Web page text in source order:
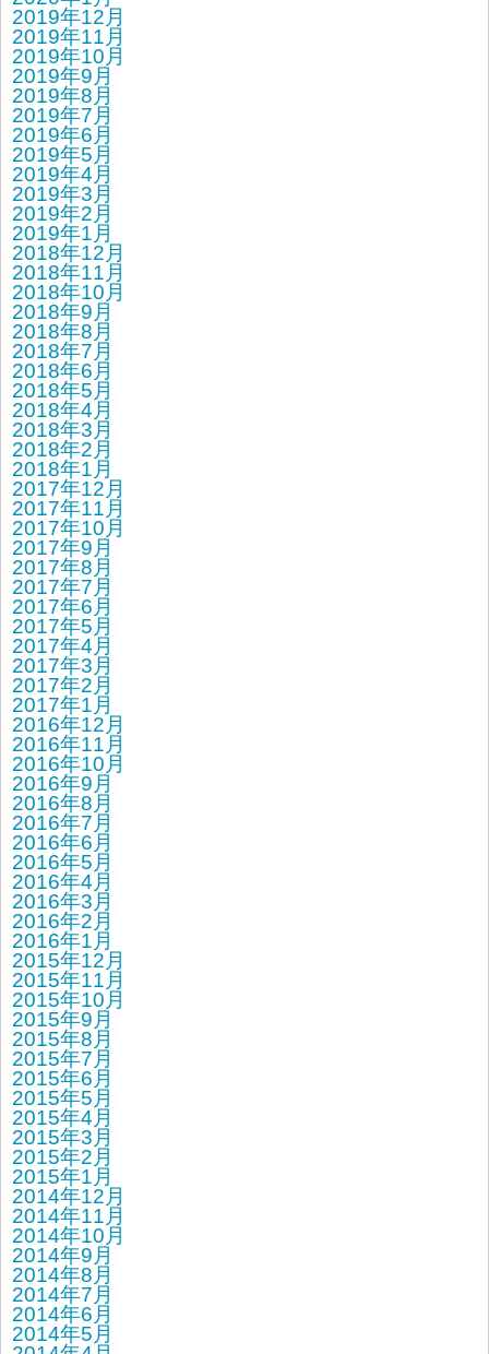
2019年12月
2019年11月
2019年10月
2019年9月
2019年8月
2019年7月
2019年6月
2019年5月
2019年4月
2019年3月
2019年2月
2019年1月
2018年12月
2018年11月
2018年10月
2018年9月
2018年8月
2018年7月
2018年6月
2018年5月
2018年4月
2018年3月
2018年2月
2018年1月
2017年12月
2017年11月
2017年10月
2017年9月
2017年8月
2017年7月
2017年6月
2017年5月
2017年4月
2017年3月
2017年2月
2017年1月
2016年12月
2016年11月
2016年10月
2016年9月
2016年8月
2016年7月
2016年6月
2016年5月
2016年4月
2016年3月
2016年2月
2016年1月
2015年12月
2015年11月
2015年10月
2015年9月
2015年8月
2015年7月
2015年6月
2015年5月
2015年4月
2015年3月
2015年2月
2015年1月
2014年12月
2014年11月
2014年10月
2014年9月
2014年8月
2014年7月
2014年6月
2014年5月